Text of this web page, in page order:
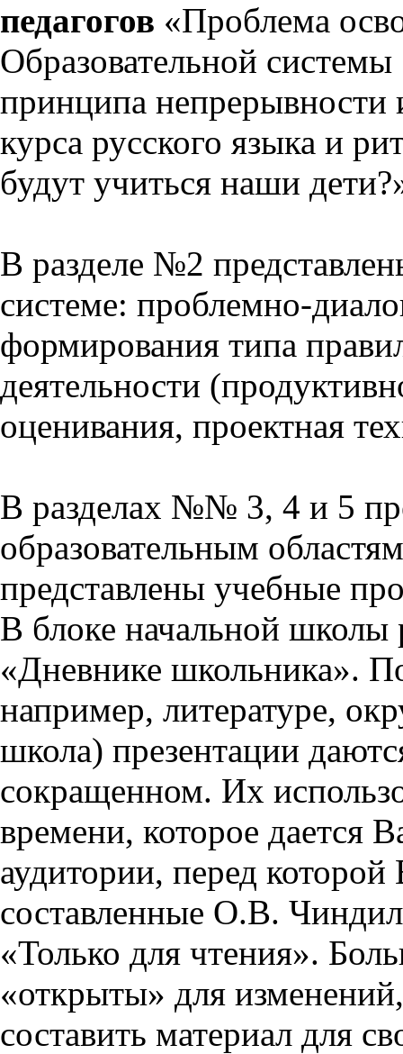
педагогов «Проблема
Образовательной
принципа непрерывности
курса русского языка и
будут учиться наши
В разделе №2
системе: проблемно-
формирования типа
деятельности
оценивания, проектная
В разделах №№ 3, 4 и 5
образовательным
представлены учебные
В блоке начальной школы
«Дневнике школьника».
например, литературе,
школа) презентации
сокращенном. Их
времени, которое дается
аудитории, перед
составленные О.В.
«Только для чтения».
«открыты» для
составить материал для